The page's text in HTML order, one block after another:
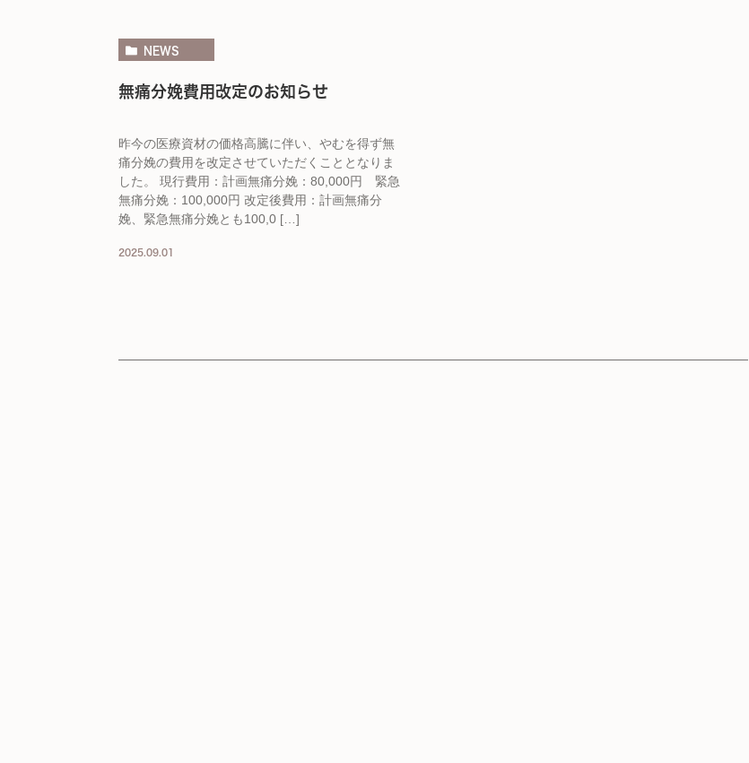
NEWS
無痛分娩費用改定のお知らせ
昨今の医療資材の価格高騰に伴い、やむを得ず無
痛分娩の費用を改定させていただくこととなりま
した。 現行費用：計画無痛分娩：80,000円 緊急
無痛分娩：100,000円 改定後費用：計画無痛分
娩、緊急無痛分娩とも100,0 […]
2025.09.01